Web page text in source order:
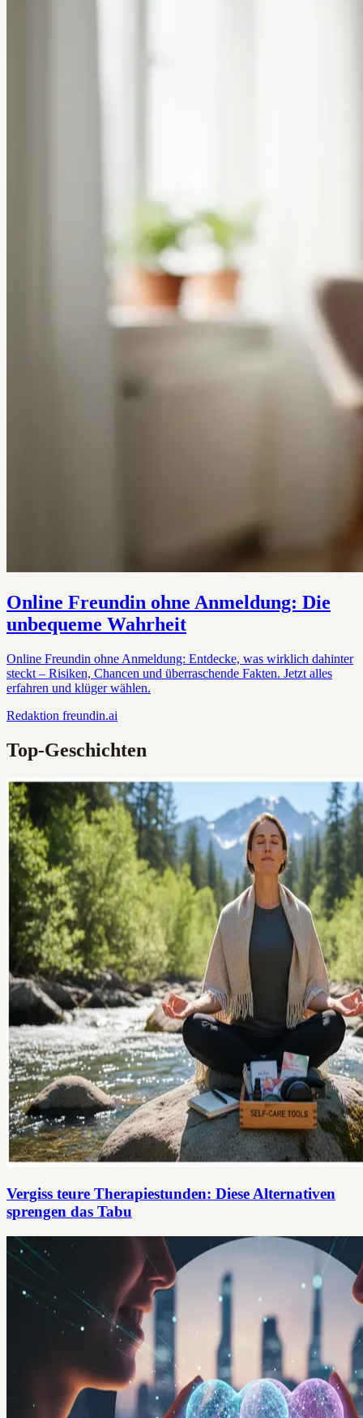
Online Freundin ohne Anmeldung: Die
unbequeme Wahrheit
Online Freundin ohne Anmeldung: Entdecke, was wirklich dahinter
steckt – Risiken, Chancen und überraschende Fakten. Jetzt alles
erfahren und klüger wählen.
Redaktion freundin.ai
Top-Geschichten
Vergiss teure Therapiestunden: Diese Alternativen
sprengen das Tabu